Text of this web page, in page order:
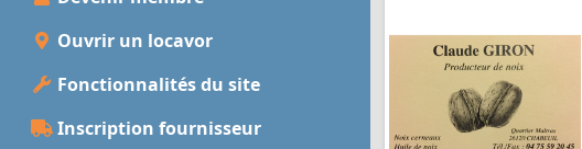
Ouvrir un locavor
Fonctionnalités du site
Inscription fournisseur